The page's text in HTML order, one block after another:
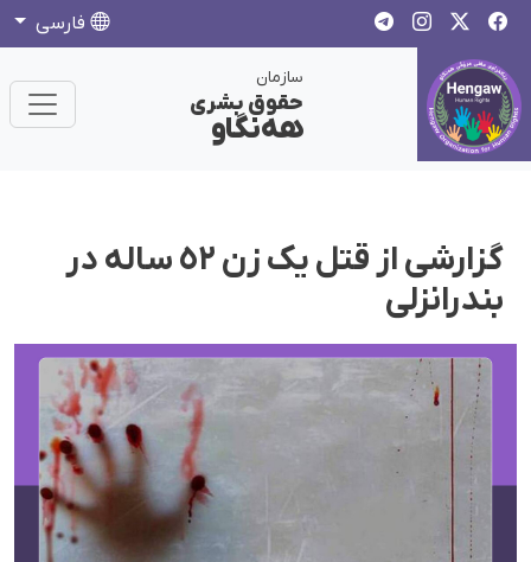
فارسی
سازمان
حقوق بشری
هەنگاو
گزارشی از قتل یک زن ٥٢ سالە در
بندرانزلی